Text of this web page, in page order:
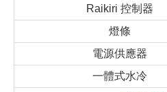
Raikiri 控制器
燈條
電源供應器
一體式水冷